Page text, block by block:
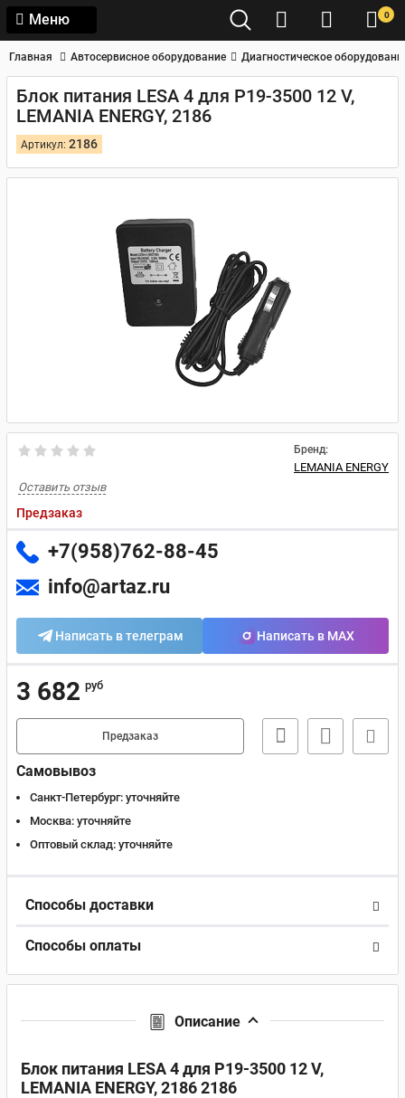
Меню 0
Главная Автосервисное оборудование Диагностическое
Блок питания LESA 4 для P19-3500 12 V,
LEMANIA ENERGY, 2186
Артикул: 2186
Бренд:
LEMANIA ENERGY
Оставить отзыв
Предзаказ
+7(958)762-88-45
info@artaz.ru
Написать в телеграм Написать в MAX
3 682 руб
Предзаказ
Самовывоз
Санкт-Петербург: уточняйте
Москва: уточняйте
Оптовый склад: уточняйте
Способы доставки
Способы оплаты
Описание
Блок питания LESA 4 для P19-3500 12 V,
LEMANIA ENERGY, 2186 2186